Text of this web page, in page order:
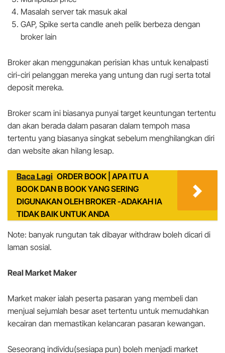
Masalah server tak masuk akal
GAP, Spike serta candle aneh pelik berbeza dengan
broker lain
Broker akan menggunakan perisian khas untuk kenalpasti
ciri-ciri pelanggan mereka yang untung dan rugi serta total
deposit mereka.
Broker scam ini biasanya punyai target keuntungan tertentu
dan akan berada dalam pasaran dalam tempoh masa
tertentu yang biasanya singkat sebelum menghilangkan diri
dan website akan hilang lesap.
Baca Lagi ORDER BOOK | APA ITU A
BOOK DAN B BOOK YANG SERING
DIGUNAKAN OLEH BROKER -ADAKAH IA
TIDAK BAIK UNTUK ANDA
Note: banyak rungutan tak dibayar withdraw boleh dicari di
laman sosial.
Real Market Maker
Market maker ialah peserta pasaran yang membeli dan
menjual sejumlah besar aset tertentu untuk memudahkan
kecairan dan memastikan kelancaran pasaran kewangan.
Seseorang individu(sesiapa pun) boleh menjadi market